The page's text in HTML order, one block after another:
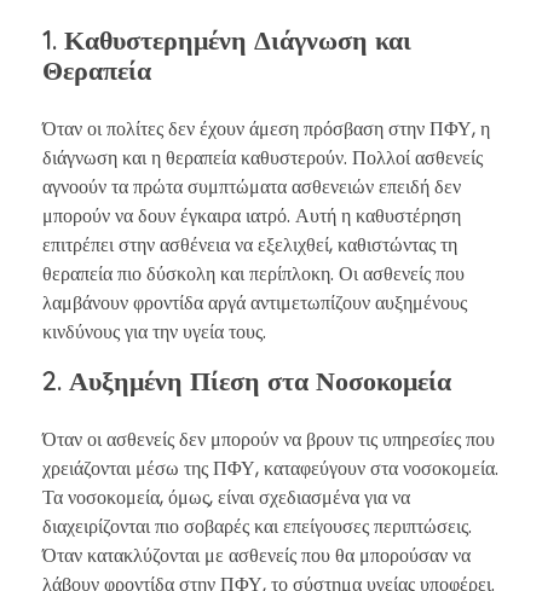
1. Καθυστερημένη Διάγνωση και
Θεραπεία
Όταν οι πολίτες δεν έχουν άμεση πρόσβαση στην ΠΦΥ, η
διάγνωση και η θεραπεία καθυστερούν. Πολλοί ασθενείς
αγνοούν τα πρώτα συμπτώματα ασθενειών επειδή δεν
μπορούν να δουν έγκαιρα ιατρό. Αυτή η καθυστέρηση
επιτρέπει στην ασθένεια να εξελιχθεί, καθιστώντας τη
θεραπεία πιο δύσκολη και περίπλοκη. Οι ασθενείς που
λαμβάνουν φροντίδα αργά αντιμετωπίζουν αυξημένους
κινδύνους για την υγεία τους.
2. Αυξημένη Πίεση στα Νοσοκομεία
Όταν οι ασθενείς δεν μπορούν να βρουν τις υπηρεσίες που
χρειάζονται μέσω της ΠΦΥ, καταφεύγουν στα νοσοκομεία.
Τα νοσοκομεία, όμως, είναι σχεδιασμένα για να
διαχειρίζονται πιο σοβαρές και επείγουσες περιπτώσεις.
Όταν κατακλύζονται με ασθενείς που θα μπορούσαν να
λάβουν φροντίδα στην ΠΦΥ, το σύστημα υγείας υποφέρει.